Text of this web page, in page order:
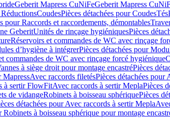
Geberit Mapress CuNiFeGeberit Mapress
CoudesPièces détachées pour CoudesTés
pour Raccords et raccordements, démontables
GeberitUnités de rinçage hygiéniquesPièces
Réservoirs et commandes de WC avec rinçage
d’hygiène à intégrerPièces détachées pour
commandes de WC avec rinçage forcé hygiénique
à siège droit pour montage encastréPièces
MapressAvec raccords filetésPièces détachées pour
à sertir FlowFitAvec raccords à sertir MeplaPièces
de vidangeRobinets à boisseau sphériquePièces
détachées pour Avec raccords à sertir Mepla
Robinets à boisseau sphérique pour montage